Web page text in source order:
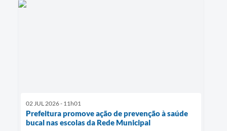
02 JUL 2026 - 11h01
Prefeitura promove ação de prevenção à saúde
bucal nas escolas da Rede Municipal